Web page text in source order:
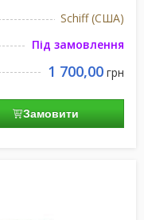
Schiff (США)
Під замовлення
1 700,00 грн
Замовити